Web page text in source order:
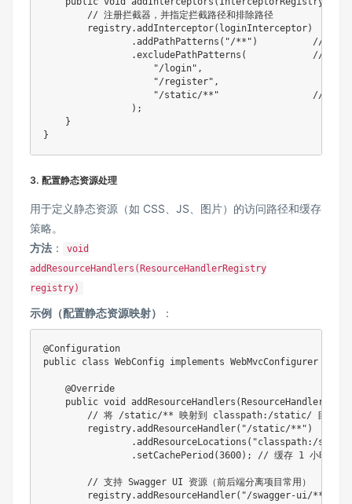
        // 注册拦截器，并指定拦截路径和排除路径
        registry.addInterceptor(loginInterceptor)
.addPathPatterns("/**")          // 拦截
.excludePathPatterns(            // 排除
                    "/login",
                    "/register",
"/static/**"                 // 静态
                );
    }
}
3. ​ ​配置静态资源处理​
用于定义静态资源（如 CSS、JS、图片）的访问路径和缓存
策略。
​方法​ ​：
void
addResourceHandlers(ResourceHandlerRegistry
registry)
​示例（配置静态资源映射）​ ​：
@Configuration
public class WebConfig implements WebMvcConfigurer {
    @Override
public void
        // 将 /static/** 映射到 classpath:/static/ 目录
        registry.addResourceHandler("/static/**")
.addResourceLocations("classpath:/
.setCachePeriod(3600); // 缓存 1 小时（秒
        // 支持 Swagger UI 资源（前后端分离项目常用）
        registry.addResourceHandler("/swagger-ui/**")